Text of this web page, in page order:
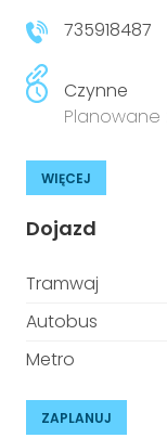
735918487
Czynne
Planowane
WIĘCEJ
Dojazd
Tramwaj
Autobus
Metro
ZAPLANUJ